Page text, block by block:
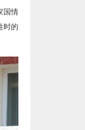
国情
时的